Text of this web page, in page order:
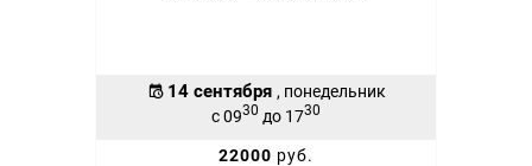
14 сентября , понедельник
с 0930 до 1730
22000 руб.